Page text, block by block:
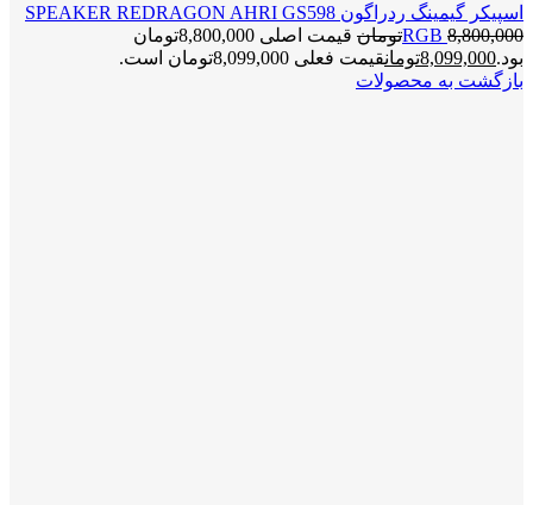
اسپیکر گیمینگ ردراگون SPEAKER REDRAGON AHRI GS598
RGB 8,800,000 تومان
قیمت اصلی 8,800,000تومان
بود.8,099,000تومانقیمت فعلی 8,099,000تومان است.
بازگشت به محصولات